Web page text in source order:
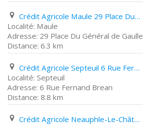
Crédit Agricole Maule 29 Place Du Général de Gaulle
Maule
29 Place Du Général de Gaulle
6.3 km
Crédit Agricole Septeuil 6 Rue Fernand Brean
Septeuil
6 Rue Fernand Brean
8.8 km
Crédit Agricole Neauphle-Le-Château Place Du Marché